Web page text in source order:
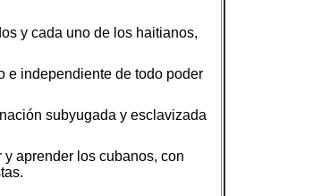
y cada uno de los haitianos,
e independiente de todo poder
subyugada y esclavizada
aprender los cubanos, con